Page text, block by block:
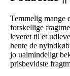
Temmelig mange
forskellige
leveret til et
hente de
jo ualmindeligt
prisbevidste